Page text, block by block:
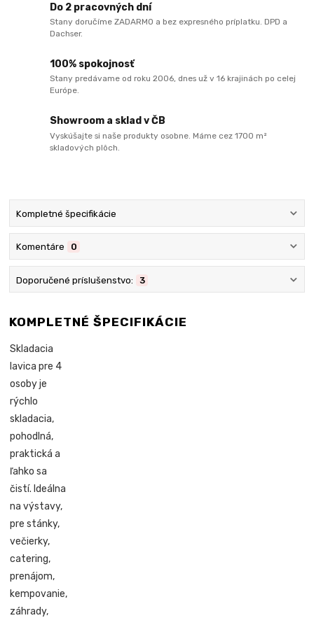
Do 2 pracovných dní
Stany doručíme ZADARMO a bez expresného príplatku. DPD a
Dachser.
100% spokojnosť
Stany predávame od roku 2006, dnes už v 16 krajinách po celej
Európe.
Showroom a sklad v ČB
Vyskúšajte si naše produkty osobne. Máme cez 1700 m²
skladových plôch.
Kompletné špecifikácie
Komentáre 0
Doporučené príslušenstvo: 3
KOMPLETNÉ ŠPECIFIKÁCIE
Skladacia
lavica pre 4
osoby je
rýchlo
skladacia,
pohodlná,
praktická a
ľahko sa
čistí. Ideálna
na výstavy,
pre stánky,
večierky,
catering,
prenájom,
kempovanie,
záhrady,